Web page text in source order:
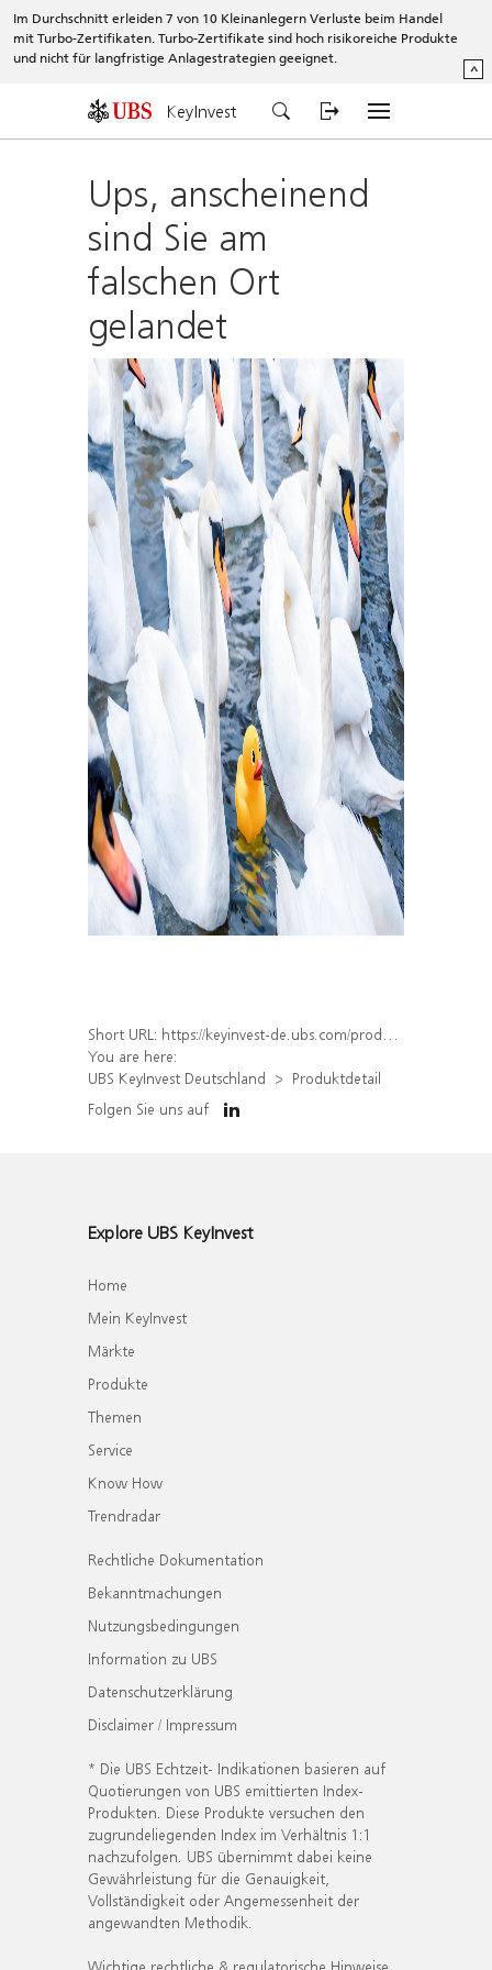
Im Durchschnitt erleiden 7 von 10 Kleinanlegern Verluste beim Handel
mit Turbo-Zertifikaten. Turbo-Zertifikate sind hoch risikoreiche Produkte
und nicht für langfristige Anlagestrategien geeignet.
^
KeyInvest
Ups, anscheinend
sind Sie am
falschen Ort
gelandet
Short URL: https://keyinvest-de.ubs.com/produkt/detail/index/isin/DE000WA5BB34
You are here:
UBS KeyInvest Deutschland
Produktdetail
Folgen Sie uns auf
Explore UBS KeyInvest
Home
Mein KeyInvest
Märkte
Produkte
Themen
Service
Know How
Trendradar
Rechtliche Dokumentation
Bekanntmachungen
Nutzungsbedingungen
Information zu UBS
Datenschutzerklärung
Disclaimer / Impressum
* Die UBS Echtzeit- Indikationen basieren auf
Quotierungen von UBS emittierten Index-
Produkten. Diese Produkte versuchen den
zugrundeliegenden Index im Verhältnis 1:1
nachzufolgen. UBS übernimmt dabei keine
Gewährleistung für die Genauigkeit,
Vollständigkeit oder Angemessenheit der
angewandten Methodik.